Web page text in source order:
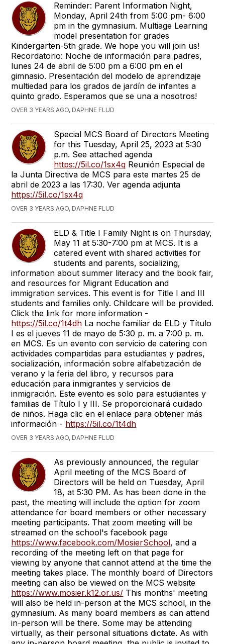
Reminder: Parent Information Night,
Monday, April 24th from 5:00 pm- 6:00
pm in the gymnasium. Multiage Learning
model presentation for grades
Kindergarten-5th grade. We hope you will join us!
Recordatorio: Noche de información para padres,
lunes 24 de abril de 5:00 pm a 6:00 pm en el
gimnasio. Presentación del modelo de aprendizaje
multiedad para los grados de jardín de infantes a
quinto grado. Esperamos que se una a nosotros!
OVER 3 YEARS AGO, DAPHNE FLUD
Special MCS Board of Directors Meeting
for this Tuesday, April 25, 2023 at 5:30
p.m. See attached agenda
https://5il.co/1sx4q Reunión Especial de
la Junta Directiva de MCS para este martes 25 de
abril de 2023 a las 17:30. Ver agenda adjunta
https://5il.co/1sx4q
OVER 3 YEARS AGO, DAPHNE FLUD
ELD & Title I Family Night is on Thursday,
May 11 at 5:30-7:00 pm at MCS. It is a
catered event with shared activities for
students and parents, socializing,
information about summer literacy and the book fair,
and resources for Migrant Education and
immigration services. This event is for Title I and III
students and families only. Childcare will be provided.
Click the link for more information -
https://5il.co/1t4dh La noche familiar de ELD y Título
I es el jueves 11 de mayo de 5:30 p. m. a 7:00 p. m.
en MCS. Es un evento con servicio de catering con
actividades compartidas para estudiantes y padres,
socialización, información sobre alfabetización de
verano y la feria del libro, y recursos para
educación para inmigrantes y servicios de
inmigración. Este evento es solo para estudiantes y
familias de Título I y III. Se proporcionará cuidado
de niños. Haga clic en el enlace para obtener más
información - https://5il.co/1t4dh
OVER 3 YEARS AGO, DAPHNE FLUD
As previously announced, the regular
April meeting of the MCS Board of
Directors will be held on Tuesday, April
18, at 5:30 PM. As has been done in the
past, the meeting will include the option for zoom
attendance for board members or other necessary
meeting participants. That zoom meeting will be
streamed on the school's facebook page
https://www.facebook.com/MosierSchool, and a
recording of the meeting left on that page for
viewing by anyone that cannot attend at the time the
meeting takes place. The monthly board of Directors
meeting can also be viewed on the MCS website
https://www.mosier.k12.or.us/ This months' meeting
will also be held in-person at the MCS school, in the
gymnasium. As many board members as can attend
in-person will be there. Some may be attending
virtually, as their personal situations dictate. As with